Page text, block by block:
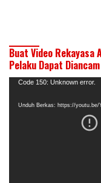
Buat Video Rekayasa
Pelaku Dapat Diancam
Pemutar
Code 150: Unknown error.
Unduh Berkas: https://youtu.be/